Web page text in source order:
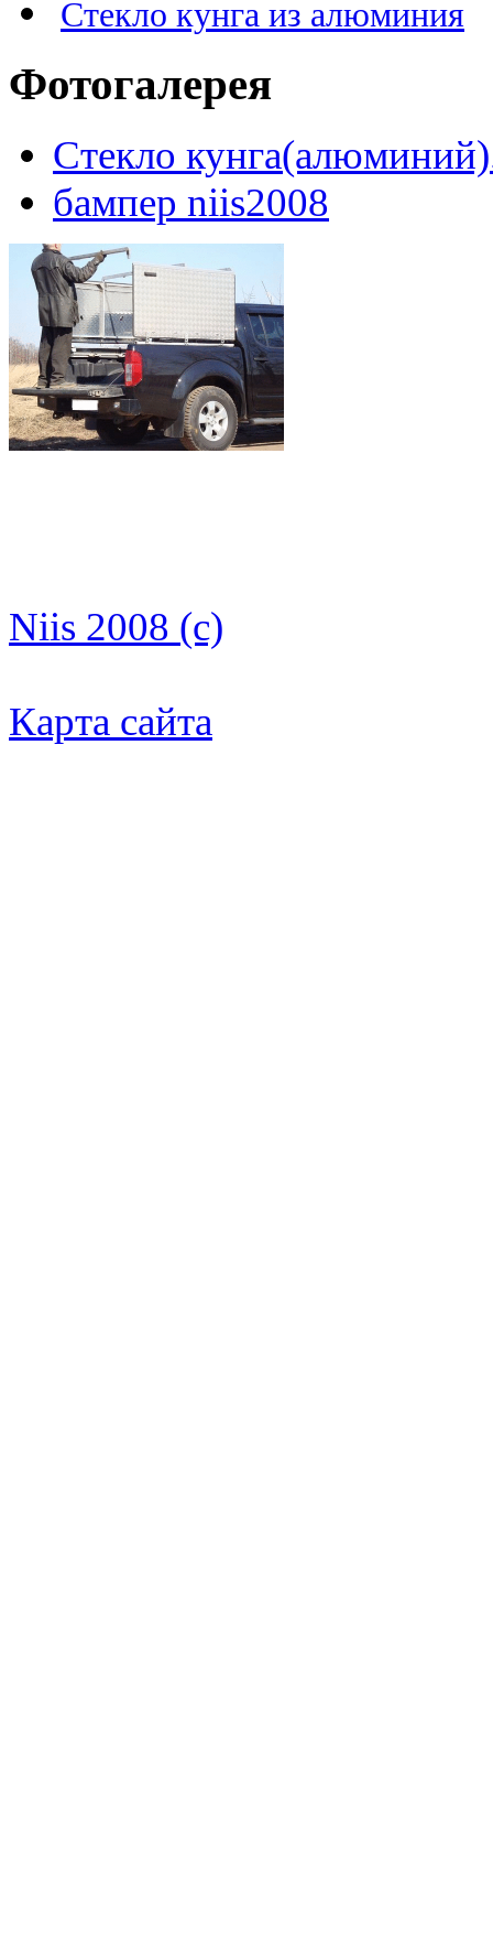
Стекло кунга из алюминия
Фотогалерея
Стекло
бампер niis2008
Niis 2008 (c)
Карта сайта